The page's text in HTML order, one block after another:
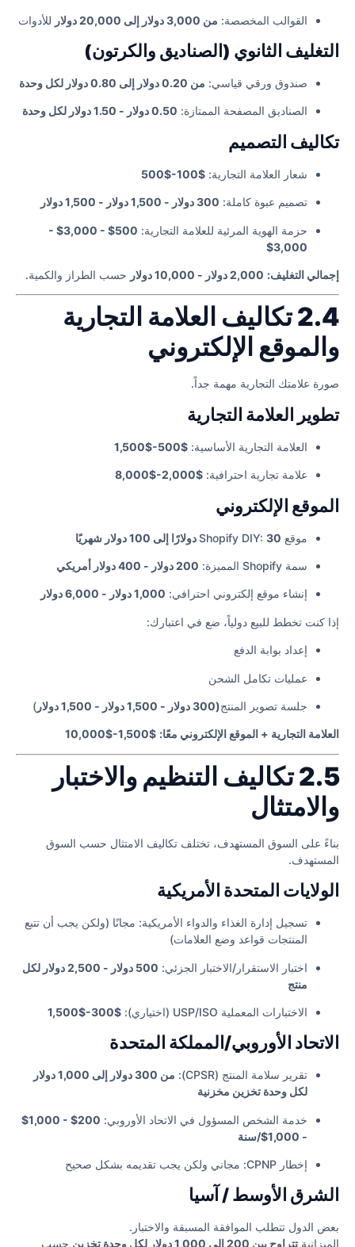
القوالب المخصصة: من 3,000 دولار إلى 20,000 دولار للأدوات
التغليف الثانوي (الصناديق والكرتون)
صندوق ورقي قياسي: من 0.20 دولار إلى 0.80 دولار لكل وحدة
الصناديق المصفحة الممتازة: 0.50 دولار - 1.50 دولار لكل وحدة
تكاليف التصميم
شعار العلامة التجارية: $100-$500
تصميم عبوة كاملة: 300 دولار - 1,500 دولار - 1,500 دولار
حزمة الهوية المرئية للعلامة التجارية:
500$ - 3,000$ -
3,000$
إجمالي التغليف: 2,000 دولار - 10,000 دولار حسب الطراز والكمية.
2.4 تكاليف العلامة التجارية
والموقع الإلكتروني
صورة علامتك التجارية مهمة جداً.
تطوير العلامة التجارية
العلامة التجارية الأساسية: $500-$1,500
علامة تجارية احترافية: $2,000-$8,000
الموقع الإلكتروني
موقع Shopify DIY: 30 دولارًا إلى 100 دولار شهريًا
سمة Shopify المميزة: 200 دولار - 400 دولار أمريكي
إنشاء موقع إلكتروني احترافي: 1,000 دولار - 6,000 دولار
إذا كنت تخطط للبيع دولياً، ضع في اعتبارك:
إعداد بوابة الدفع
عمليات تكامل الشحن
جلسة تصوير المنتج(300 دولار - 1,500 دولار - 1,500 دولار )
العلامة التجارية + الموقع الإلكتروني معًا: $1,500-$10,000
2.5 تكاليف التنظيم والاختبار
والامتثال
بناءً على السوق المستهدف، تختلف تكاليف الامتثال حسب السوق
المستهدف.
الولايات المتحدة الأمريكية
تسجيل إدارة الغذاء والدواء الأمريكية: مجانًا (ولكن يجب أن تتبع
المنتجات قواعد وضع العلامات)
اختبار الاستقرار/الاختبار الجزئي:
500 دولار - 2,500 دولار لكل
منتج
الاختبارات المعملية USP/ISO (اختياري): $300-$1,500
الاتحاد الأوروبي/المملكة المتحدة
تقرير سلامة المنتج (CPSR):
من 300 دولار إلى 1,000 دولار
لكل وحدة تخزين مخزنية
خدمة الشخص المسؤول في الاتحاد الأوروبي:
200$ - 1,000$
- 1,000$/سنة
إخطار CPNP: مجاني ولكن يجب تقديمه بشكل صحيح
الشرق الأوسط / آسيا
بعض الدول تتطلب الموافقة المسبقة والاختبار.
الميزانية تتراوح بين 200 إلى 1,000 دولار لكل وحدة تخزين حسب